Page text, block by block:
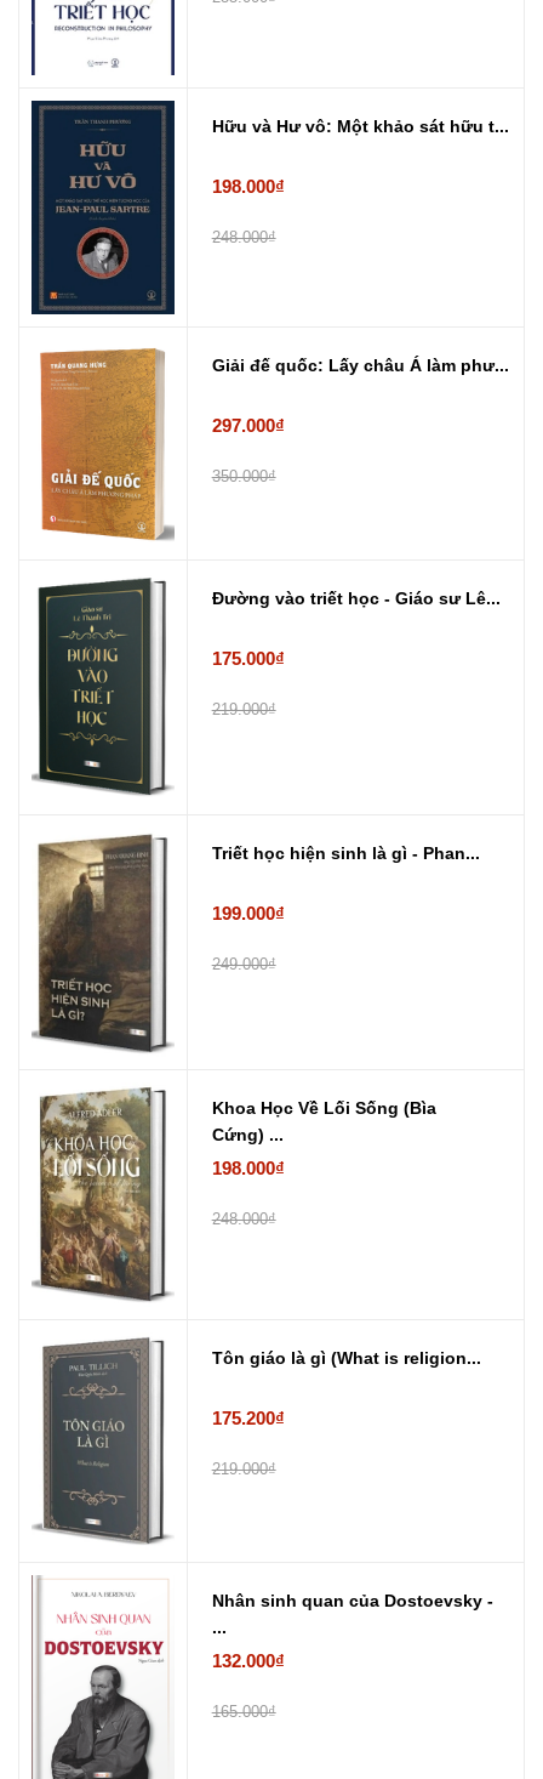
Hữu và Hư vô: Một khảo sát hữu t...
198.000₫
248.000₫
Giải đế quốc: Lấy châu Á làm phư...
297.000₫
350.000₫
Đường vào triết học - Giáo sư Lê...
175.000₫
219.000₫
Triết học hiện sinh là gì - Phan...
199.000₫
249.000₫
Khoa Học Về Lối Sống (Bìa
Cứng) ...
198.000₫
248.000₫
Tôn giáo là gì (What is religion...
175.200₫
219.000₫
Nhân sinh quan của Dostoevsky -
...
132.000₫
165.000₫